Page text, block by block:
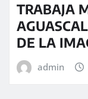
TRABAJA
DE LA
admin